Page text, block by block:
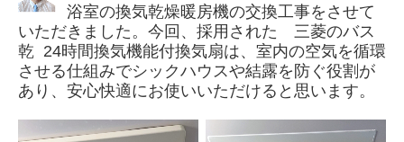
浴室の換気乾燥暖房機の交換工事をさせて
いただきました。今回、採用された 三菱のバス
乾 24時間換気機能付換気扇は、室内の空気を循環
させる仕組みでシックハウスや結露を防ぐ役割が
あり、安心快適にお使いいただけると思います。